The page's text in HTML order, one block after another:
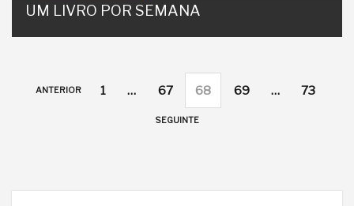
UM LIVRO POR SEMANA
ANTERIOR 1 … 67 68 69 … 73
SEGUINTE